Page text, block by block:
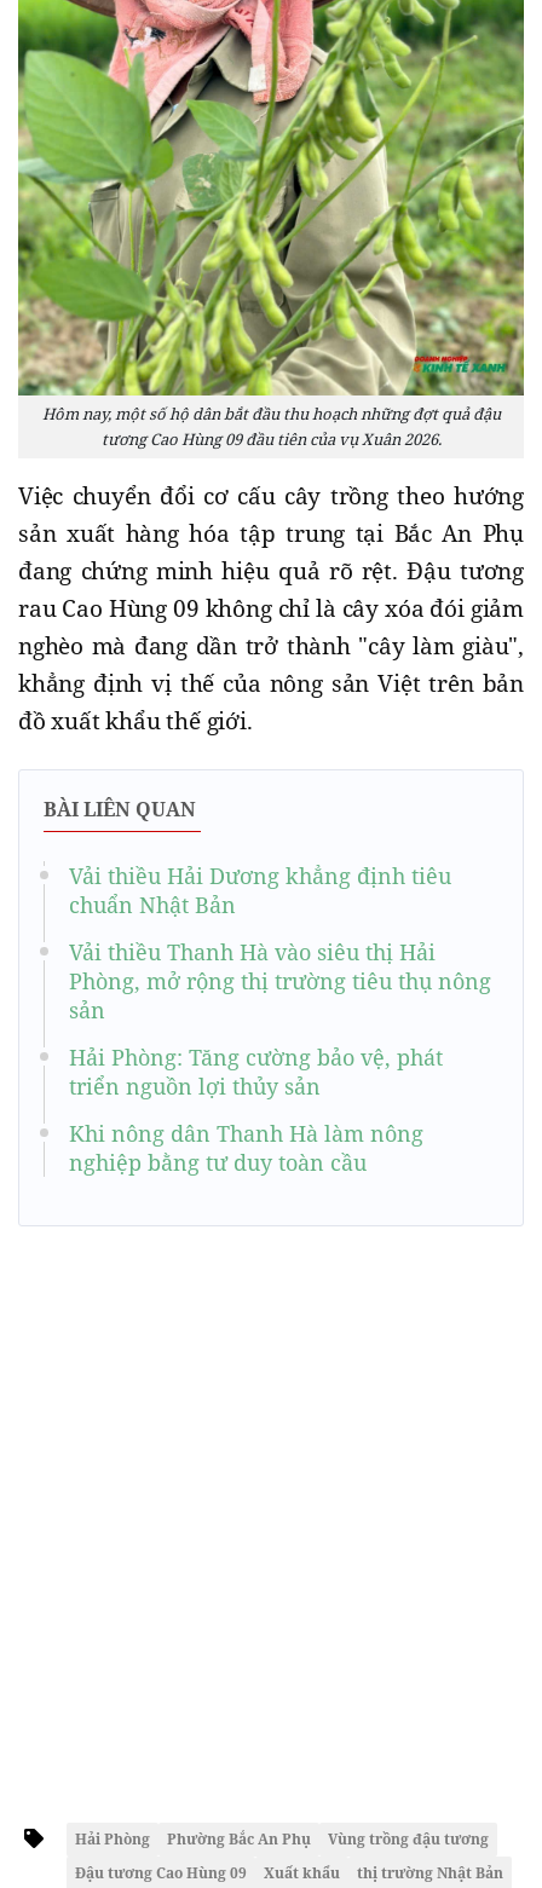
Hôm nay, một số hộ dân bắt đầu thu hoạch những đợt quả đậu
tương Cao Hùng 09 đầu tiên của vụ Xuân 2026.
​Việc chuyển đổi cơ cấu cây trồng theo hướng
sản xuất hàng hóa tập trung tại Bắc An Phụ
đang chứng minh hiệu quả rõ rệt. Đậu tương
rau Cao Hùng 09 không chỉ là cây xóa đói giảm
nghèo mà đang dần trở thành "cây làm giàu",
khẳng định vị thế của nông sản Việt trên bản
đồ xuất khẩu thế giới.
BÀI LIÊN QUAN
Vải thiều Hải Dương khẳng định tiêu
chuẩn Nhật Bản
Vải thiều Thanh Hà vào siêu thị Hải
Phòng, mở rộng thị trường tiêu thụ nông
sản
Hải Phòng: Tăng cường bảo vệ, phát
triển nguồn lợi thủy sản
Khi nông dân Thanh Hà làm nông
nghiệp bằng tư duy toàn cầu
Hải Phòng Phường Bắc An Phụ
Vùng trồng đậu tương
Đậu tương Cao Hùng 09
Xuất khẩu thị trường Nhật Bản